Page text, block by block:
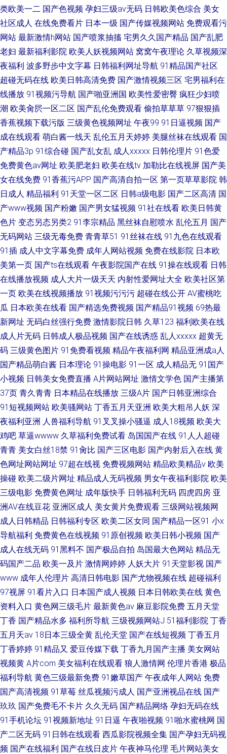
类欧美一二 国产色视频 孕妇三级av无码 日韩欧美色综合 美女
社区成人 在线免费看片 日本一级 国产传媒视频网站 免费观看污
网站 最新激情h网站 国产喷浆抽搐 宅男久久国产精品 国产乱肥
老妇 最新福利影院 欧美人妖视频网站 窝窝午夜理论 久草视频深
夜福利 波多野步中文字幕 日韩福利网址导航 91精品国产社区
超碰无码在线 欧美日韩高清免费 国产激情视频三区 宅男福利在
线播放 91视频污导航 国产啪亚洲国 欧美性爱密臀 疯狂少妇喷
潮 欧美肏屄一区二区 国产乱伦免费观看 偷拍草草草 97狠狠插
香蕉视频下载污版 三级黄色视频网址 午夜99 91日逼视频 国产
成在线观看 萌白酱一线天 乱伦五月天婷婷 美腿丝袜在线观看 国
产精品3p 91综合碰 国产乱女乱 成人xxxxx 日韩伦理片 91色爱
免费黄色av网址 欧美肥老妇 欧美在线tv 加勒比在线视屏 国产美
女在线免费 91香蕉污APP 国产高清自拍一区 第一页草草影院 韩
日成人 精品福利 91天堂一区二区 日韩a级电影 国产二区高清 国
产www视频 国产粉嫩 国产男女猛视频 91社在线看 欧美日韩黄
色片 变态另态另类2 91李宗精品 黑丝袜自慰喷水 乱伦五月 国产
无码网站 三级无毒免费 青青草51 91丝袜在线 91九色在线观看
91插 成人中文字幕免费 成年人网站视频 免费在线影院 日本欧
美第一页 国产ts在线观看 午夜影院国产在线 91操在线观看 日韩
在线播放视频 成人大片一级天天 内射性爱网址大全 欧美社区第
一页 欧美在线视频播放 91视频污污污 超碰在线公开 AV蜜桃吃
瓜 日本欧美在线看 国产精选免费视频 国产精品91视频 69热最
新网址 无码白丝强行免费 激情影院日韩 久草123 福利欧美在线
成人片无码 日韩成人极品视频 国产在线诱惑 乱人xxxxx 超黄无
码 三级黄色图片 91免费看视频 精品午夜福利网 精品亚洲成a人
国产精品萌白酱 日本理论 91操电影 91一区 成人精品无 91国产
小视频 日韩美女免费直播 A片网站网址 激情文学色 国产主播第
37页 青久青青 日本精品在线播放 三级A片 国产日韩亚洲综合
91短视频网站 欧美骚网站 丁香五月天亚洲 欧美大粗吊人妖 深
夜福利亚洲 人兽福利导航 91叉叉操小骚逼 成人18视频 欧美大
鸡吧 草逼wwww 久草福利免费试看 岛国国产在线 91人人超碰
青青 美女白丝18禁 91肏比 国产三区电影 国产内射后入在线 黄
色网址网站网址 97超在线视 免费视频网站 精品欧美精品v 欧美
操碰 欧美二级片网址 精品成人无码视频 男女午夜福利影院 欧美
三级电影 免费黄色网址 成年版快手 日韩福利无码 四虎四房 亚
洲AV在线豆花 亚洲区成人 美女黄片免费观看 三级网站视频网
成人日韩精品 日韩福利专区 欧美二区女同 国产精品一区91 小x
导航福利 免费黄色在线视频 91原创视频 欧美日韩小视频 国产
成人在线无码 91黑料不 国产极品自拍 岛国最大色网站 精品无
码国产二品 欧美一及片 激情网婷婷 人妖大片 91天堂影视 国产
www 成年人伦理片 高清日韩电影 国产尤物视频在线 超碰福利
97视屏 91看片入口 日本国产成人视频 日本日韩欧美在线 黄色
资料入口 黄色网三级毛片 最新黄色av 麻豆影院免费 五月天堂
丁香 国产精品水多 福利所导航 三级视频网站J 51福利影院 丁香
五月天av 18日本三级全黄 乱伦天堂 国产在线短视频 丁香五月
丁香婷婷 91精品又 爱豆传媒下载 丁香九月国产主播 美女网站
视频黄 A片com 美女福利在线观看 狼人激情网 伦理片香港 极品
福利导航 黄色三级最新免费 91嫩草国产 午夜成年人网站 免费
国产高清视频 91草莓 丝瓜视频污成人 国产亚洲视品在线 国产
玖玖 国产免费毛不卡片 久久无码 国产精品网络 孕妇无码在线
91手机论坛 91视频新地址 91日逼 午夜啪视频 91啪水蜜桃网 国
产二区无码 91日韩在线观看 西瓜影院视频全集 国产孕妇无码视
频 国产在线福利 国产在线日皮片 午夜神马伦理 毛片网站美女